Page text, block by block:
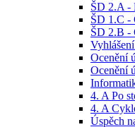
ŠD 2.A -
ŠD 1.C -
ŠD 2.B -
Ocenění
Ocenění
4. A Po
4. A
Úspěch